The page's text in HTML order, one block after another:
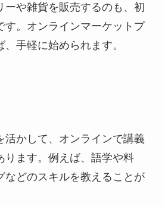
ーや雑貨を販売するのも、初
す。オンラインマーケットプ
手軽に始められます。
活かして、オンラインで講義
ります。例えば、語学や料
などのスキルを教えることが